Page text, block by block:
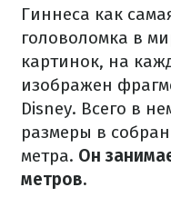
Гиннеса как
головоломка в
картинок, на
изображен
Disney. Всего в
размеры в
метра. Он
метров.